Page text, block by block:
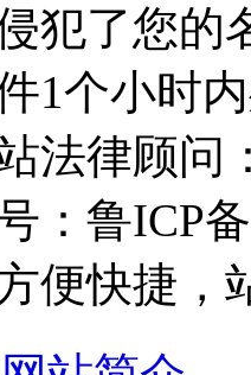
犯了您的
1个小时内
法律顾问
：鲁ICP
便快捷，